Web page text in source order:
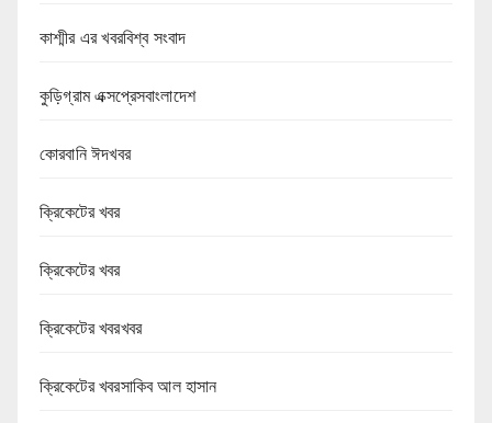
কাশ্মীর এর খবরবিশ্ব সংবাদ
কুড়িগ্রাম এক্সপ্রেসবাংলাদেশ
কোরবানি ঈদখবর
ক্রিকেটের খবর
ক্রিকেটের খবর
ক্রিকেটের খবরখবর
ক্রিকেটের খবরসাকিব আল হাসান